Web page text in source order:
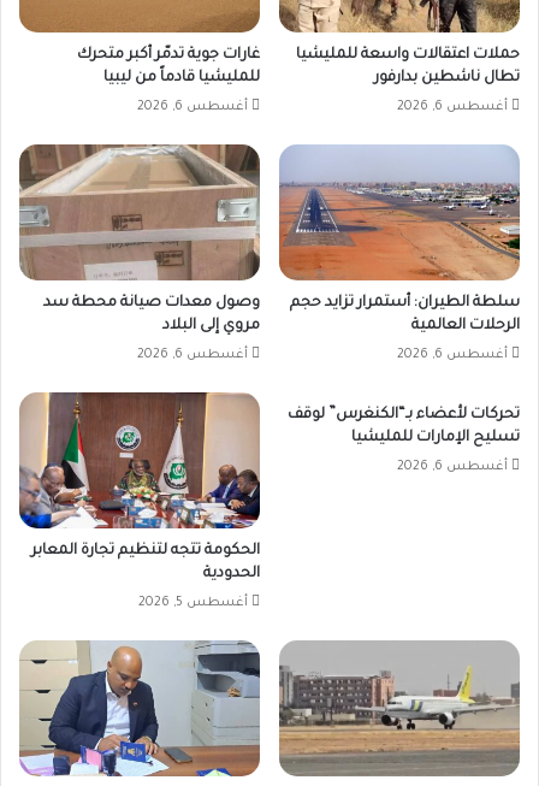
حملات اعتقالات واسعة للمليشيا
تطال ناشطين بدارفور
أغسطس 6, 2026
غارات جوية تدمّر أكبر متحرك
للمليشيا قادماً من ليبيا
أغسطس 6, 2026
سلطة الطيران: أستمرار تزايد حجم
الرحلات العالمية
أغسطس 6, 2026
وصول معدات صيانة محطة سد
مروي إلى البلاد
أغسطس 6, 2026
تحركات لأعضاء بـ“الكنغرس” لوقف
تسليح الإمارات للمليشيا
أغسطس 6, 2026
الحكومة تتجه لتنظيم تجارة المعابر
الحدودية
أغسطس 5, 2026